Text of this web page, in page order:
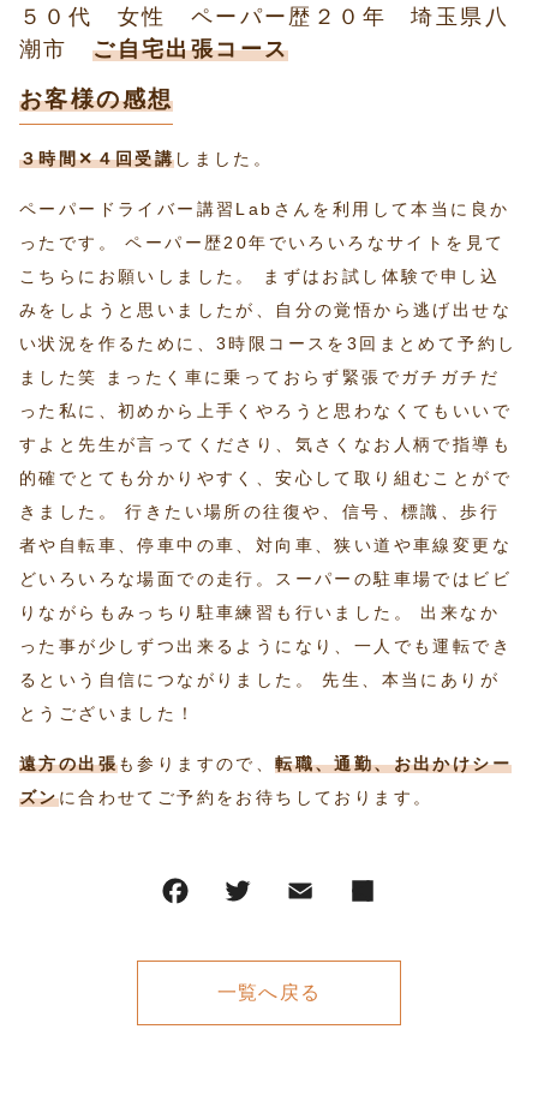
５０代 女性 ペーパー歴２０年 埼玉県八
潮市ご自宅出張コース
お客様の感想
３時間✕４回受講しました。
ペーパードライバー講習Labさんを利用して本当に良か
ったです。 ペーパー歴20年でいろいろなサイトを見て
こちらにお願いしました。 まずはお試し体験で申し込
みをしようと思いましたが、自分の覚悟から逃げ出せな
い状況を作るために、3時限コースを3回まとめて予約し
ました笑 まったく車に乗っておらず緊張でガチガチだ
った私に、初めから上手くやろうと思わなくてもいいで
すよと先生が言ってくださり、気さくなお人柄で指導も
的確でとても分かりやすく、安心して取り組むことがで
きました。 行きたい場所の往復や、信号、標識、歩行
者や自転車、停車中の車、対向車、狭い道や車線変更な
どいろいろな場面での走行。スーパーの駐車場ではビビ
りながらもみっちり駐車練習も行いました。 出来なか
った事が少しずつ出来るようになり、一人でも運転でき
るという自信につながりました。 先生、本当にありが
とうございました！
遠方の出張も参りますので、転職、通勤、お出かけシー
ズンに合わせてご予約をお待ちしております。
一覧へ戻る